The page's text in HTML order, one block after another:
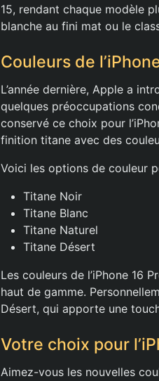
15, rendant chaque modèle
blanche au fini mat ou le
Couleurs de
L’année dernière, Apple a
quelques préoccupations
conservé ce choix pour
finition titane avec des
Voici les options de couleur
Titane Noir
Titane Blanc
Titane Naturel
Titane Désert
Les couleurs de l’iPhone 16
haut de gamme.
Désert, qui apporte une
Votre choix pour
Aimez-vous les nouvelles